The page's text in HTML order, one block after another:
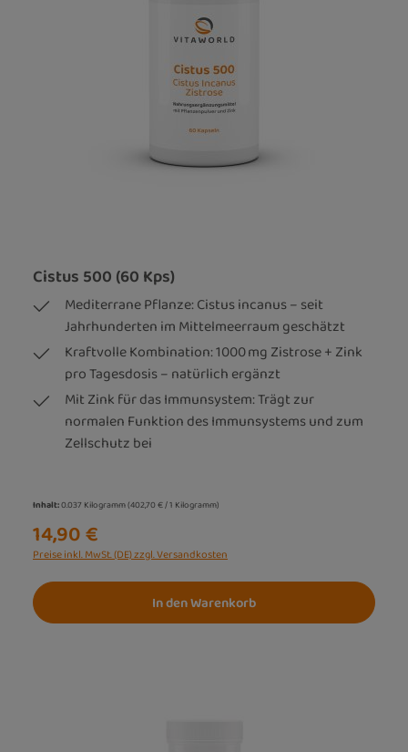
Cistus 500 (60 Kps)
Mediterrane Pflanze: Cistus incanus – seit
Jahrhunderten im Mittelmeerraum geschätzt
Kraftvolle Kombination: 1000 mg Zistrose + Zink
pro Tagesdosis – natürlich ergänzt
Mit Zink für das Immunsystem: Trägt zur
normalen Funktion des Immunsystems und zum
Zellschutz bei
Inhalt:0.037 Kilogramm(402,70 € / 1 Kilogramm)
14,90 €
Preise inkl. MwSt. (DE) zzgl. Versandkosten
In den Warenkorb